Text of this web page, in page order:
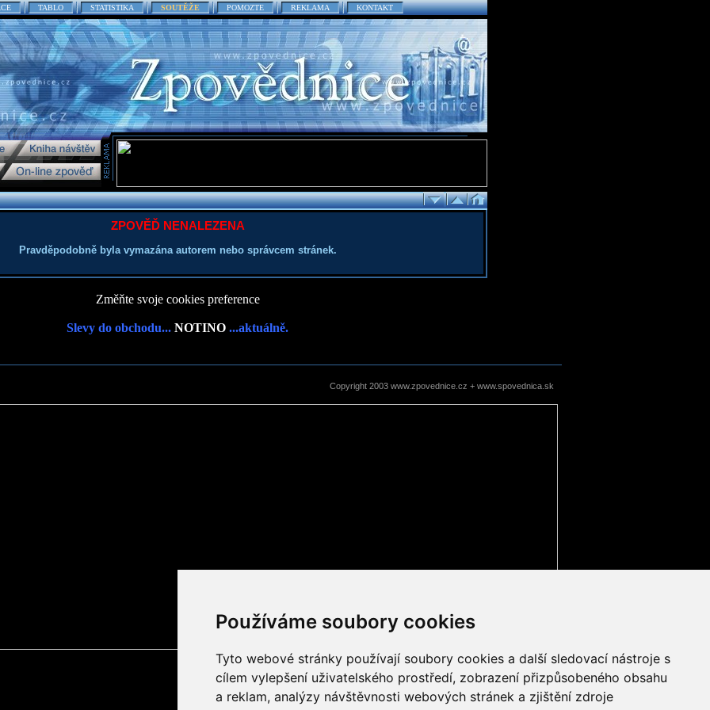
Používáme soubory cookies
Tyto webové stránky používají soubory cookies a další sledovací nástroje s
cílem vylepšení uživatelského prostředí, zobrazení přizpůsobeného obsahu
a reklam, analýzy návštěvnosti webových stránek a zjištění zdroje
TABLO STATISTIKA SOUTĚŽE POMOZTE REKLAMA KONTAKT
ZPOVĚĎ NENALEZENA
Pravděpodobně byla vymazána autorem nebo správcem stránek.
Změňte svoje cookies preference
Slevy do obchodu... NOTINO ...aktuálně.
Copyright 2003 www.zpovednice.cz + www.spovednica.sk